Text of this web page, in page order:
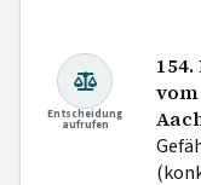
Entscheidung
aufrufen
154.
vom